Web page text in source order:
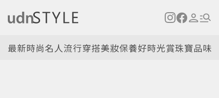
最新時尚名人流行穿搭美妝保養好時光賞珠寶品味